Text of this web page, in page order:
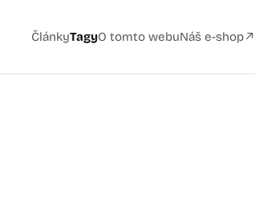
ČlánkyTagyO tomto webuNáš e-shop↗